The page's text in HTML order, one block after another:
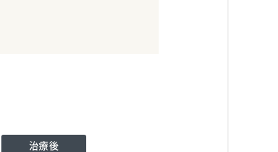
治療後